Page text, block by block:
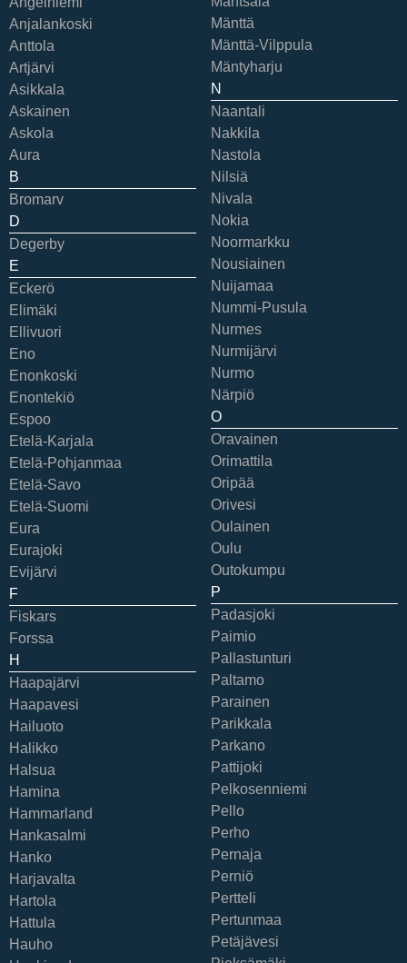
Anjalankoski
Anttola
Artjärvi
Asikkala
Askainen
Askola
Aura
B
Bromarv
D
Degerby
E
Eckerö
Elimäki
Ellivuori
Eno
Enonkoski
Enontekiö
Espoo
Etelä-Karjala
Etelä-Pohjanmaa
Etelä-Savo
Etelä-Suomi
Eura
Eurajoki
Evijärvi
F
Fiskars
Forssa
H
Haapajärvi
Haapavesi
Hailuoto
Halikko
Halsua
Hamina
Hammarland
Hankasalmi
Hanko
Harjavalta
Hartola
Hattula
Hauho
Mänttä
Mänttä-Vilppula
Mäntyharju
N
Naantali
Nakkila
Nastola
Nilsiä
Nivala
Nokia
Noormarkku
Nousiainen
Nuijamaa
Nummi-Pusula
Nurmes
Nurmijärvi
Nurmo
Närpiö
O
Oravainen
Orimattila
Oripää
Orivesi
Oulainen
Oulu
Outokumpu
P
Padasjoki
Paimio
Pallastunturi
Paltamo
Parainen
Parikkala
Parkano
Pattijoki
Pelkosenniemi
Pello
Perho
Pernaja
Perniö
Pertteli
Pertunmaa
Petäjävesi